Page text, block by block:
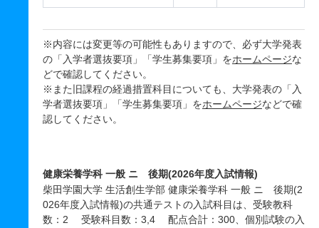
※内容には変更等の可能性もありますので、必ず大学発表
の「入学者選抜要項」「学生募集要項」をホームページな
どで確認してください。
※また旧課程の経過措置科目についても、大学発表の「入
学者選抜要項」「学生募集要項」をホームページなどで確
認してください。
健康栄養学科 一般 ニ 後期(2026年度入試情報)
柴田学園大学 生活創生学部 健康栄養学科 一般 ニ 後期(2
026年度入試情報)の共通テストの入試科目は、受験教科
数：2 受験科目数：3,4 配点合計：300、個別試験の入